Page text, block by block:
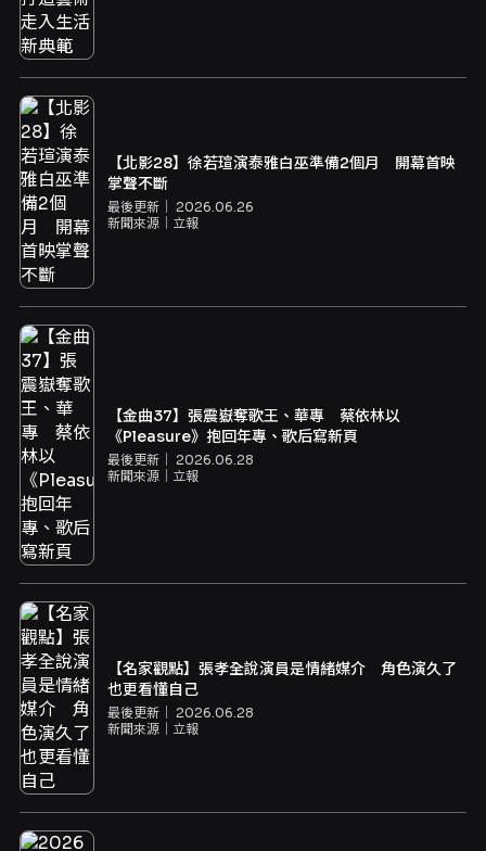
【北影28】徐若瑄演泰雅白巫準備2個月 開幕首映
掌聲不斷
最後更新｜ 2026.06.26
新聞來源｜ 立報
【金曲37】張震嶽奪歌王、華專 蔡依林以
《Pleasure》抱回年專、歌后寫新頁
最後更新｜ 2026.06.28
新聞來源｜ 立報
【名家觀點】張孝全說演員是情緒媒介 角色演久了
也更看懂自己
最後更新｜ 2026.06.28
新聞來源｜ 立報